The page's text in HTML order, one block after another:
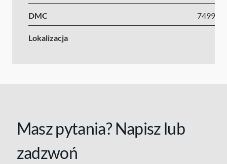
DMC 7499-
Lokalizacja
Masz pytania? Napisz lub
zadzwoń